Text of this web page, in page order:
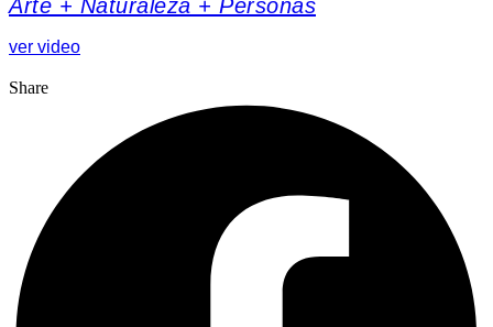
Arte + Naturaleza + Personas
ver video
Share